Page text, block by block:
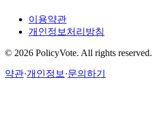
이용약관
개인정보처리방침
© 2026 PolicyVote. All rights reserved.
약관·개인정보 ·문의하기